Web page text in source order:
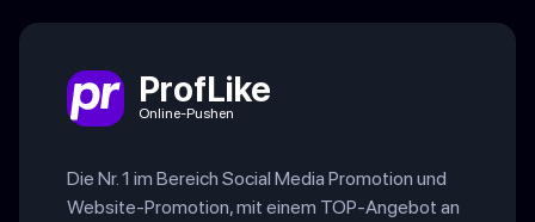
ProfLike
Online-Pushen
Die Nr. 1 im Bereich Social Media Promotion und
Website-Promotion, mit einem TOP-Angebot an